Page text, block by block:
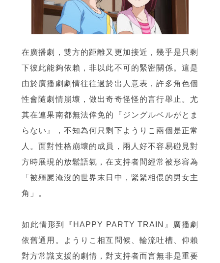
在廣播劇，雙方的距離又更加接近，幾乎是只剩
下彼此能夠依賴，非以此不可的緊密關係。這是
由於廣播劇劇情往往過於出人意表，許多角色個
性會隨劇情崩壞，做出奇奇怪怪的言行舉止。尤
其在連果南都無法倖免的『ジングルベルがとま
らない』，不知為何只剩下ようりこ兩個是正常
人。面對性格崩壞的成員，兩人好不容易碰見對
方時展現的放鬆語氣，在支持者間經常被形容為
「被殭屍淹沒的世界末日中，緊緊相偎的男女主
角」。
如此情形到『HAPPY PARTY TRAIN』廣播劇
依舊通用。ようりこ相互問候、輪流吐槽、仰賴
對方常識支援的劇情，對支持者而言無非是重要